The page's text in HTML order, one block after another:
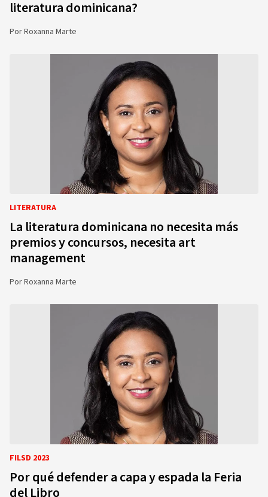
literatura dominicana?
PorRoxanna Marte
LITERATURA
La literatura dominicana no necesita más
premios y concursos, necesita art
management
PorRoxanna Marte
FILSD 2023
Por qué defender a capa y espada la Feria
del Libro